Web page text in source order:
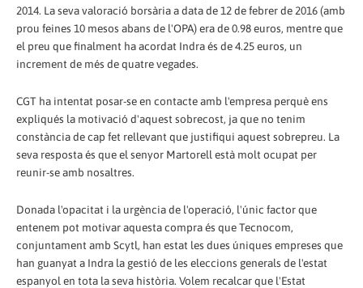
2014. La seva valoració borsària a data de 12 de febrer de 2016 (amb
prou feines 10 mesos abans de l'OPA) era de 0.98 euros, mentre que
el preu que finalment ha acordat Indra és de 4.25 euros, un
increment de més de quatre vegades.
CGT ha intentat posar-se en contacte amb l'empresa perquè ens
expliqués la motivació d'aquest sobrecost, ja que no tenim
constància de cap fet rellevant que justifiqui aquest sobrepreu. La
seva resposta és que el senyor Martorell està molt ocupat per
reunir-se amb nosaltres.
Donada l'opacitat i la urgència de l'operació, l'únic factor que
entenem pot motivar aquesta compra és que Tecnocom,
conjuntament amb Scytl, han estat les dues úniques empreses que
han guanyat a Indra la gestió de les eleccions generals de l'estat
espanyol en tota la seva història. Volem recalcar que l'Estat